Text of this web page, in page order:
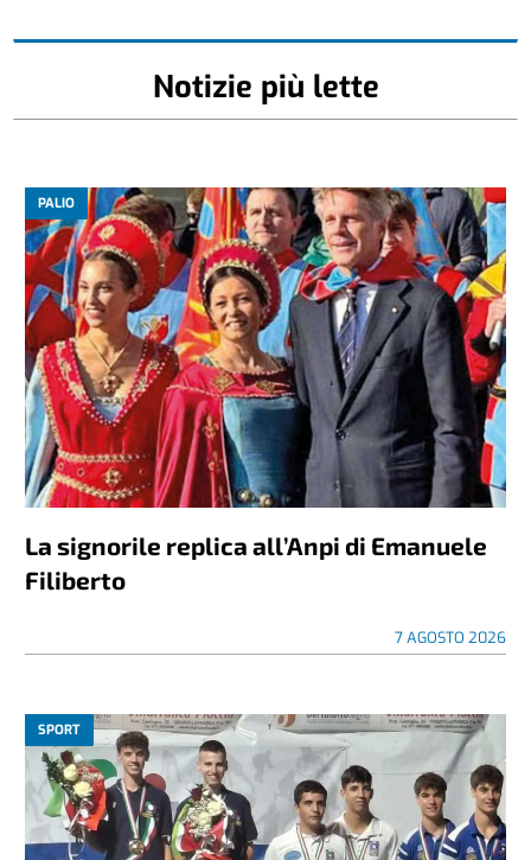
Notizie più lette
PALIO
La signorile replica all’Anpi di Emanuele
Filiberto
7 AGOSTO 2026
SPORT